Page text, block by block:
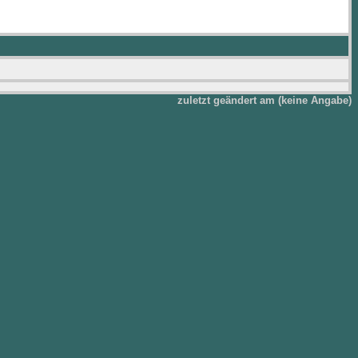
zuletzt geändert am (keine Angabe)